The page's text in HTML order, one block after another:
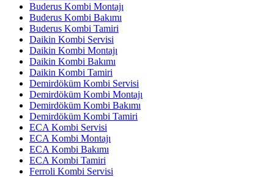
Buderus Kombi Montajı
Buderus Kombi Bakımı
Buderus Kombi Tamiri
Daikin Kombi Servisi
Daikin Kombi Montajı
Daikin Kombi Bakımı
Daikin Kombi Tamiri
Demirdöküm Kombi Servisi
Demirdöküm Kombi Montajı
Demirdöküm Kombi Bakımı
Demirdöküm Kombi Tamiri
ECA Kombi Servisi
ECA Kombi Montajı
ECA Kombi Bakımı
ECA Kombi Tamiri
Ferroli Kombi Servisi